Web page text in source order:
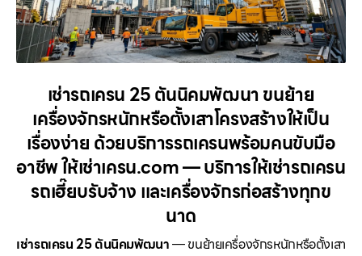
เช่ารถเครน 25 ตันนิคมพัฒนา ขนย้าย
เครื่องจักรหนักหรือตั้งเสาโครงสร้างให้เป็น
เรื่องง่าย ด้วยบริการรถเครนพร้อมคนขับมือ
อาชีพ ให้เช่าเครน.com — บริการให้เช่ารถเครน
รถเฮี๊ยบรับจ้าง และเครื่องจักรก่อสร้างทุกข
นาด
เช่ารถเครน 25 ตันนิคมพัฒนา— ขนย้ายเครื่องจักรหนักหรือตั้งเสา